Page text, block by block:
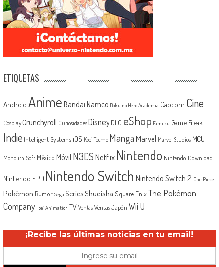
ETIQUETAS
Android Anime Bandai Namco Boku no Hero Academia Capcom Cine
Cosplay Crunchyroll Curiosidades Disney DLC eShop Famitsu Game Freak
Indie Intelligent Systems iOS Koei Tecmo MangaMarvel Marvel Studios MCU
Monolith Soft México Móvil N3DSNetflix Nintendo Nintendo Download
Nintendo EPD Nintendo Switch Nintendo Switch 2 One Piece
Pokémon Rumor Sega SeriesShueisha Square EnixThe Pokémon
Company Toei Animation TV Ventas Ventas Japón Wii U
¡Recibe las últimas noticias en tu email!